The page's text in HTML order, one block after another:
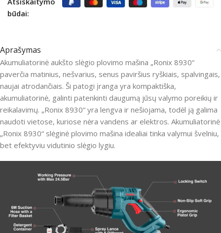
būdai:
Aprašymas
Akumuliatorinė aukšto slėgio plovimo mašina „Ronix 8930“
paverčia matinius, nešvarius, senus paviršius ryškiais, spalvingais,
naujai atrodančiais. Ši patogi įranga yra kompaktiška,
akumuliatorinė, galinti patenkinti daugumą jūsų valymo poreikių ir
reikalavimų. „Ronix 8930“ yra lengva ir nešiojama, todėl ją galima
naudoti vietose, kuriose nėra vandens ar elektros. Akumuliatorinė
„Ronix 8930“ slėginė plovimo mašina idealiai tinka valymui švelniu,
bet efektyviu vidutinio slėgio lygiu.